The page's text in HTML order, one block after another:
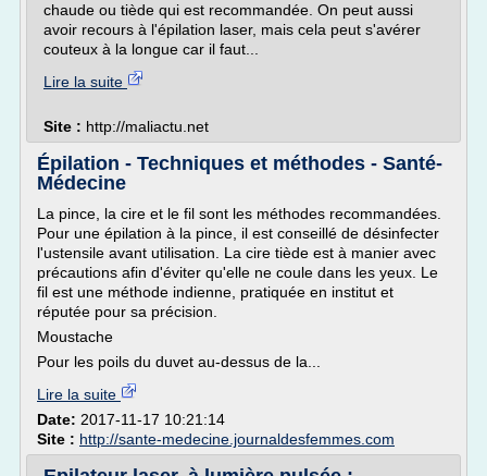
chaude ou tiède qui est recommandée. On peut aussi
avoir recours à l'épilation laser, mais cela peut s'avérer
couteux à la longue car il faut...
Lire la suite
Site : http://maliactu.net
Épilation - Techniques et méthodes - Santé-
Médecine
La pince, la cire et le fil sont les méthodes recommandées.
Pour une épilation à la pince, il est conseillé de désinfecter
l'ustensile avant utilisation. La cire tiède est à manier avec
précautions afin d'éviter qu'elle ne coule dans les yeux. Le
fil est une méthode indienne, pratiquée en institut et
réputée pour sa précision.
Moustache
Pour les poils du duvet au-dessus de la...
Lire la suite
Date: 2017-11-17 10:21:14
Site : http://sante-medecine.journaldesfemmes.com